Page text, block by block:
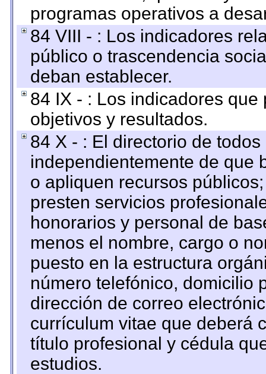
programas operativos a
84 VIII - : Los indicadores
público o trascendencia
deban establecer.
84 IX - : Los indicadores
objetivos y resultados.
84 X - : El directorio de
independientemente de que
o apliquen recursos
presten servicios
honorarios y personal de
menos el nombre, cargo o
puesto en la estructura
número telefónico, domicilio
dirección de correo
currículum vitae que deberá
título profesional y cédula
estudios.